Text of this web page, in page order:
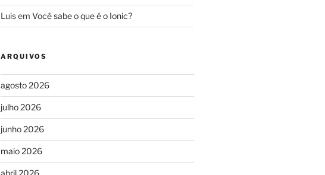
Luisem Você sabe o que é o Ionic?
ARQUIVOS
agosto 2026
julho 2026
junho 2026
maio 2026